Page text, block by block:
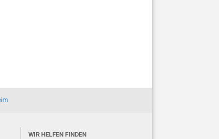
WIR HELFEN FINDEN